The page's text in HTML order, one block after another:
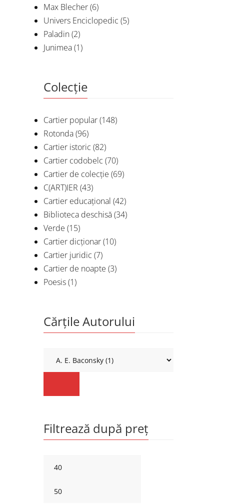
Max Blecher(6)
Univers Enciclopedic (5)
Paladin(2)
Junimea(1)
Colecție
Cartier popular(148)
Rotonda(96)
Cartier istoric (82)
Cartier codobelc (70)
Cartier de colecție (69)
C(ART)IER (43)
Cartier educațional (42)
Biblioteca deschisă(34)
Verde (15)
Cartier dicționar(10)
Cartier juridic (7)
Cartier de noapte (3)
Poesis(1)
Cărțile Autorului
Filtrează după preț